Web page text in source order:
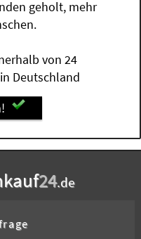
geholt, mehr
von 24
Deutschland
24.de